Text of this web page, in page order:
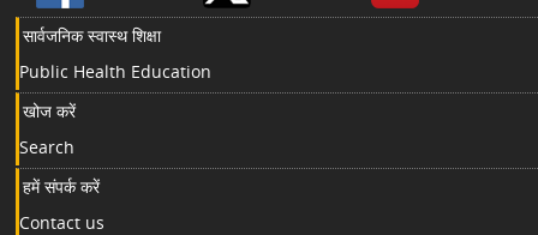
सार्वजनिक स्वास्थ शिक्षा
Public Health Education
खोज करें
Search
हमें संपर्क करें
Contact us